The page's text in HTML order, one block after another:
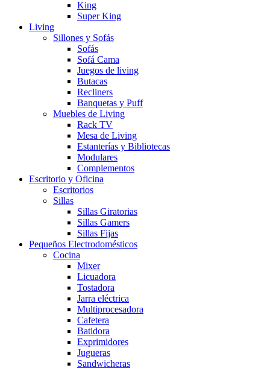
King
Super King
Living
Sillones y Sofás
Sofás
Sofá Cama
Juegos de living
Butacas
Recliners
Banquetas y Puff
Muebles de Living
Rack TV
Mesa de Living
Estanterías y Bibliotecas
Modulares
Complementos
Escritorio y Oficina
Escritorios
Sillas
Sillas Giratorias
Sillas Gamers
Sillas Fijas
Pequeños Electrodomésticos
Cocina
Mixer
Licuadora
Tostadora
Jarra eléctrica
Multiprocesadora
Cafetera
Batidora
Exprimidores
Jugueras
Sandwicheras